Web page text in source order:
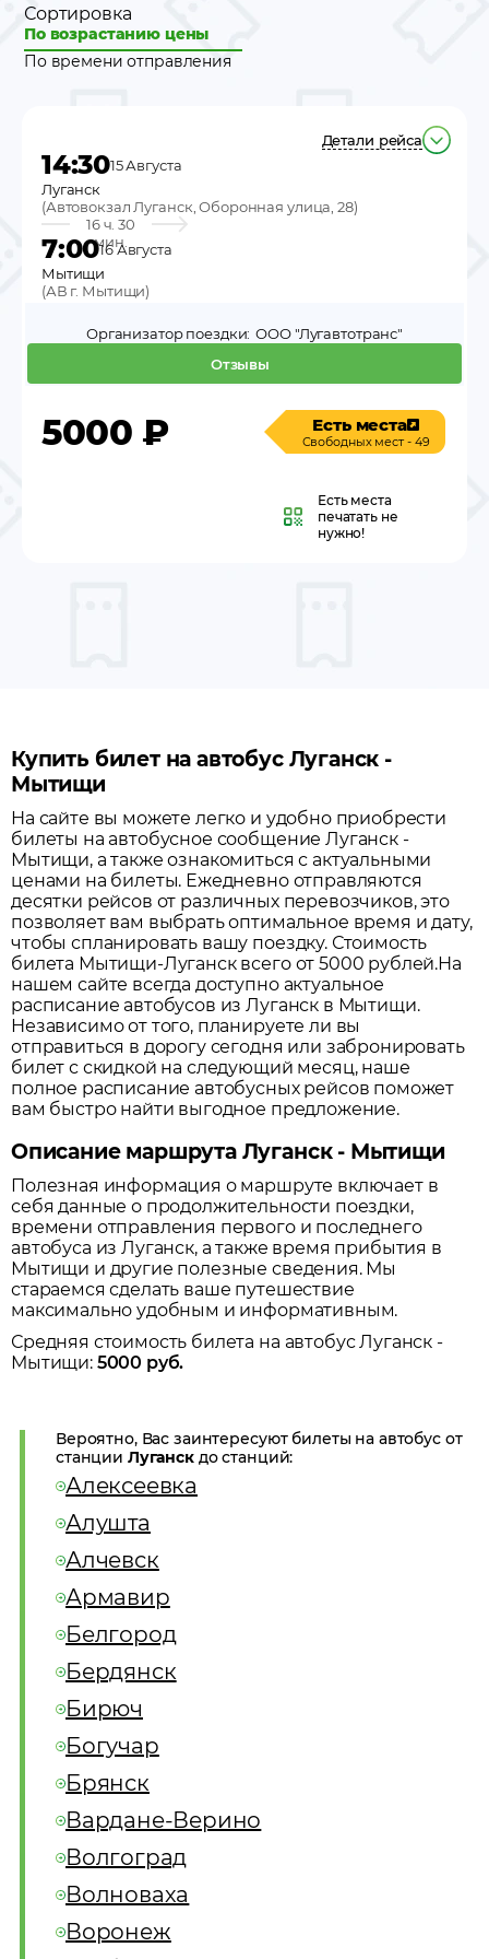
Сортировка
По возрастанию цены
По времени отправления
Детали рейса
14:3015 Августа
Луганск
(Автовокзал Луганск, Оборонная улица, 28)
16 ч. 30
мин.
7:0016 Августа
Мытищи
(АВ г. Мытищи)
Отзывы
Организатор поездки: ООО "Лугавтотранс"
5000 ₽ Есть места
Свободных мест - 49
Есть места
печатать не
нужно!
Купить билет на автобус Луганск -
Мытищи
На сайте вы можете легко и удобно приобрести
билеты на автобусное сообщениеЛуганск-
Мытищи, а также ознакомиться с актуальными
ценами на билеты. Ежедневно отправляются
десятки рейсов от различных перевозчиков, это
позволяет вам выбрать оптимальное время и дату,
чтобы спланировать вашу поездку. Стоимость
билета Мытищи-Луганск всего от 5000 рублей.На
нашем сайте всегда доступно актуальное
расписание автобусов изЛуганск в Мытищи.
Независимо от того, планируете ли вы
отправиться в дорогу сегодня или забронировать
билет с скидкой на следующий месяц, наше
полное расписание автобусных рейсов поможет
вам быстро найти выгодное предложение.
Описание маршрута Луганск - Мытищи
Полезная информация о маршруте включает в
себя данные о продолжительности поездки,
времени отправления первого и последнего
автобуса изЛуганск, а также время прибытия в
Мытищи и другие полезные сведения. Мы
стараемся сделать ваше путешествие
максимально удобным и информативным.
Средняя стоимость билета на автобусЛуганск -
Мытищи: 5000 руб.
Вероятно, Вас заинтересуют билеты на автобус от
станции Луганскдо станций:
Алексеевка
Алушта
Алчевск
Армавир
Белгород
Бердянск
Бирюч
Богучар
Брянск
Вардане-Верино
Волгоград
Волноваха
Воронеж